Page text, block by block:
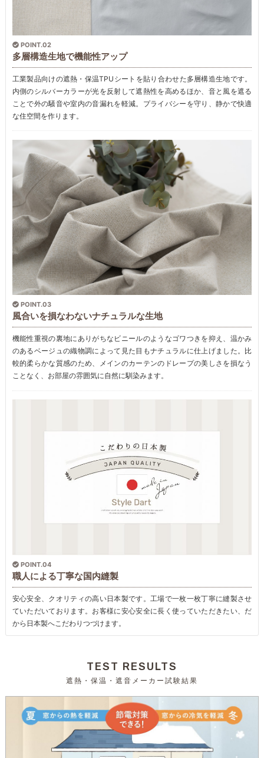
POINT.02
多層構造生地で機能性アップ
工業製品向けの遮熱・保温TPUシートを貼り合わせた多層構造生地です。
内側のシルバーカラーが光を反射して遮熱性を高めるほか、音と風を遮る
ことで外の騒音や室内の音漏れを軽減。プライバシーを守り、静かで快適
な住空間を作ります。
POINT.03
風合いを損なわないナチュラルな生地
機能性重視の裏地にありがちなビニールのようなゴワつきを抑え、温かみ
のあるベージュの織物調によって見た目もナチュラルに仕上げました。比
較的柔らかな質感のため、メインのカーテンのドレープの美しさを損なう
ことなく、お部屋の雰囲気に自然に馴染みます。
POINT.04
職人による丁寧な国内縫製
安心安全、クオリティの高い日本製です。工場で一枚一枚丁寧に縫製させ
ていただいております。お客様に安心安全に長く使っていただきたい、だ
から日本製へこだわりつづけます。
TEST RESULTS
遮熱・保温・遮音メーカー試験結果